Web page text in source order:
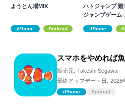
ようとん場MIX
iPhone Android
ハトジャンプ 難
ジャンプゲーム
iPhone
スマホをやめれば
販売元: Takeshi Segawa
最終アップデート日: 2026
iPhone Android